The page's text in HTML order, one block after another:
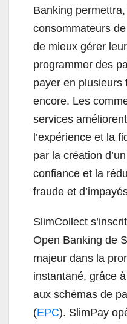
Banking
consommateurs
de mieux gérer
programmer des
payer en plusieurs
encore. Les
services
l’expérience et la
par la création
confiance et la
fraude et
SlimCollect
Open Banking de
majeur dans la
instantané, grâce
aux schémas de
(EPC). SlimPay